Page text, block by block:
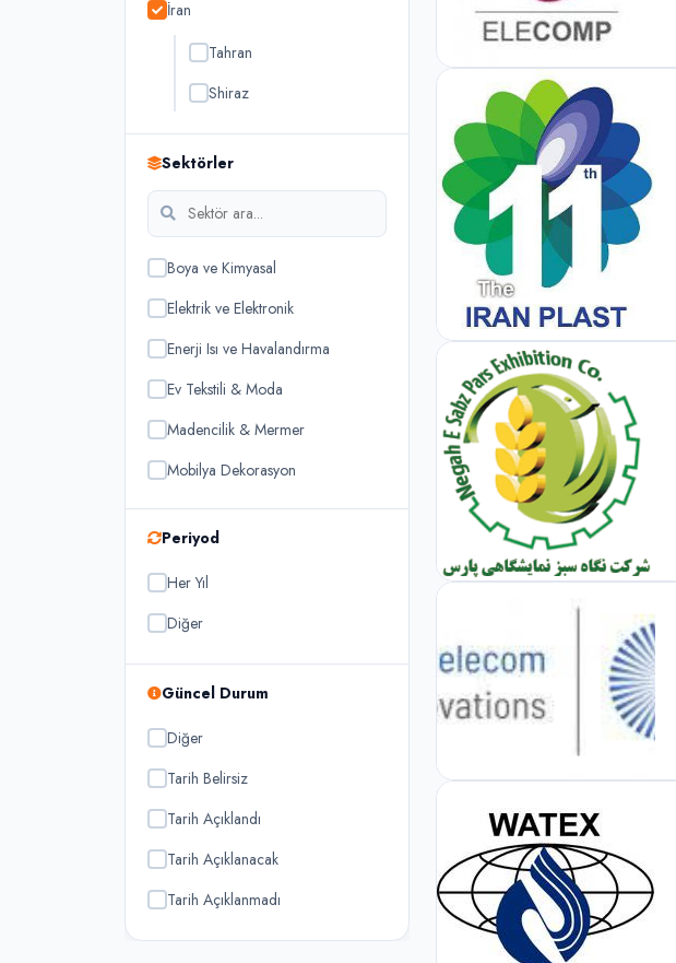
İran
Tahran
Shiraz
Sektörler
Boya ve Kimyasal
Elektrik ve Elektronik
Enerji Isı ve Havalandırma
Ev Tekstili & Moda
Madencilik & Mermer
Mobilya Dekorasyon
Otomotiv ve Yan Sanayii
Tarım & Hayvancılık
Yapı ve Çevre Teknolojileri
Periyod
Her Yıl
Diğer
Güncel Durum
Diğer
Tarih Belirsiz
Tarih Açıklandı
Tarih Açıklanacak
Tarih Açıklanmadı